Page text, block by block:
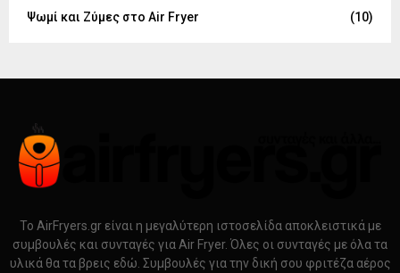
Ψωμί και Ζύμες στο Air Fryer
(10)
Το AirFryers.gr είναι η μεγαλύτερη ιστοσελίδα αποκλειστικά με
συμβουλές και συνταγές για Air Fryer. Όλες οι συνταγές με όλα τα
υλικά θα τα βρεις εδώ. Συμβουλές για την δική σου φριτέζα αέρος